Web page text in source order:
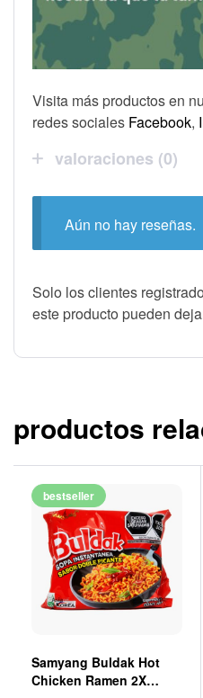
Visita más productos en
redes sociales Facebook,
valoraciones (0)
Aún no hay reseñas.
Solo los clientes
este producto pueden
productos
bestseller
Samyang Buldak Hot
Chicken Ramen 2X